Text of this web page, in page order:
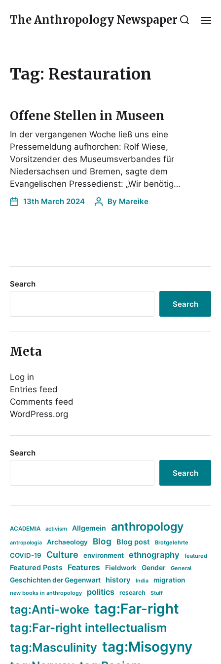
The Anthropology Newspaper
Tag: Restauration
Offene Stellen in Museen
In der vergangenen Woche ließ uns eine
Pressemeldung aufhorchen: Rolf Wiese,
Vorsitzender des Museumsverbandes für
Niedersachsen und Bremen, sagte dem
Evangelischen Pressedienst: „Wir benötig…
13th March 2024 By Mareike
Search
Search
Meta
Log in
Entries feed
Comments feed
WordPress.org
Search
Search
ACADEMIA activism Allgemein anthropology
antropologia Archaeology Blog Blog post Brotgelehrte
COVID-19 Culture environment ethnography featured
Featured Posts Features Fieldwork Gender General
Geschichten der Gegenwart history India migration
new books in anthropology politics research Stuff
tag:Anti-woke tag:Far-right
tag:Far-right intellectualism
tag:Masculinity tag:Misogyny